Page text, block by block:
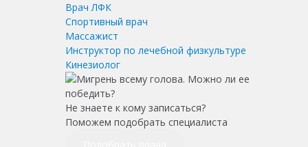
Врач ЛФК
Спортивный врач
Массажист
Инструктор по лечебной физкультуре
Кинезиолог
Не знаете к кому записаться?
Поможем подобрать специалиста